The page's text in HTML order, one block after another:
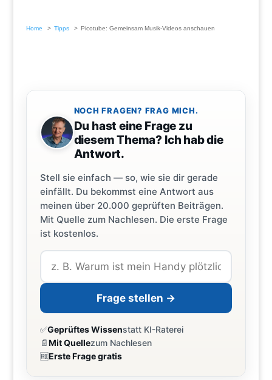
Home Tipps Picotube: Gemeinsam Musik-Videos anschauen
NOCH FRAGEN? FRAG MICH.
Du hast eine Frage zu
diesem Thema? Ich hab die
Antwort.
Stell sie einfach — so, wie sie dir gerade
einfällt. Du bekommst eine Antwort aus
meinen über 20.000 geprüften Beiträgen.
Mit Quelle zum Nachlesen. Die erste Frage
ist kostenlos.
Frage stellen →
✅Geprüftes Wissenstatt KI-Raterei
📄Mit Quellezum Nachlesen
🆓Erste Frage gratis